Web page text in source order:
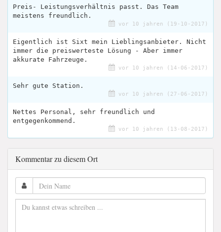
Preis- Leistungsverhältnis passt. Das Team
meistens freundlich.
vor 10 jahren (19-10-2017)
Eigentlich ist Sixt mein Lieblingsanbieter. Nicht
immer die preiswerteste Lösung - Aber immer
akkurate Fahrzeuge.
vor 10 jahren (14-06-2017)
Sehr gute Station.
vor 10 jahren (27-06-2017)
Nettes Personal, sehr freundlich und
entgegenkommend.
vor 10 jahren (13-08-2017)
Kommentar zu diesem Ort